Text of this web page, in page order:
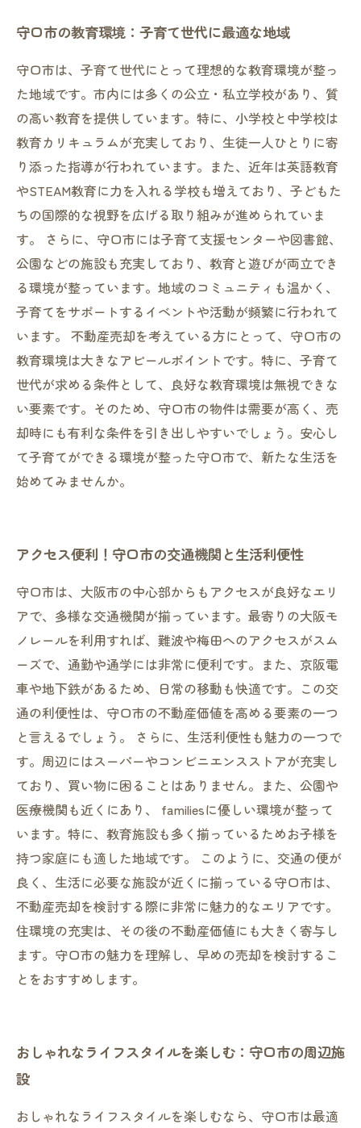
守口市の教育環境：子育て世代に最適な地域
守口市は、子育て世代にとって理想的な教育環境が整っ
た地域です。市内には多くの公立・私立学校があり、質
の高い教育を提供しています。特に、小学校と中学校は
教育カリキュラムが充実しており、生徒一人ひとりに寄
り添った指導が行われています。また、近年は英語教育
やSTEAM教育に力を入れる学校も増えており、子どもた
ちの国際的な視野を広げる取り組みが進められていま
す。 さらに、守口市には子育て支援センターや図書館、
公園などの施設も充実しており、教育と遊びが両立でき
る環境が整っています。地域のコミュニティも温かく、
子育てをサポートするイベントや活動が頻繁に行われて
います。 不動産売却を考えている方にとって、守口市の
教育環境は大きなアピールポイントです。特に、子育て
世代が求める条件として、良好な教育環境は無視できな
い要素です。そのため、守口市の物件は需要が高く、売
却時にも有利な条件を引き出しやすいでしょう。安心し
て子育てができる環境が整った守口市で、新たな生活を
始めてみませんか。
アクセス便利！守口市の交通機関と生活利便性
守口市は、大阪市の中心部からもアクセスが良好なエリ
アで、多様な交通機関が揃っています。最寄りの大阪モ
ノレールを利用すれば、難波や梅田へのアクセスがスム
ーズで、通勤や通学には非常に便利です。また、京阪電
車や地下鉄があるため、日常の移動も快適です。この交
通の利便性は、守口市の不動産価値を高める要素の一つ
と言えるでしょう。 さらに、生活利便性も魅力の一つで
す。周辺にはスーパーやコンビニエンスストアが充実し
ており、買い物に困ることはありません。また、公園や
医療機関も近くにあり、 familiesに優しい環境が整って
います。特に、教育施設も多く揃っているためお子様を
持つ家庭にも適した地域です。 このように、交通の便が
良く、生活に必要な施設が近くに揃っている守口市は、
不動産売却を検討する際に非常に魅力的なエリアです。
住環境の充実は、その後の不動産価値にも大きく寄与し
ます。守口市の魅力を理解し、早めの売却を検討するこ
とをおすすめします。
おしゃれなライフスタイルを楽しむ：守口市の周辺施
設
おしゃれなライフスタイルを楽しむなら、守口市は最適